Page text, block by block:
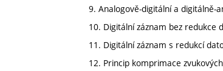
9. Analogově-digitální a digitálně-
10. Digitální záznam bez redukce
11. Digitální záznam s redukcí
12. Princip komprimace zvukových